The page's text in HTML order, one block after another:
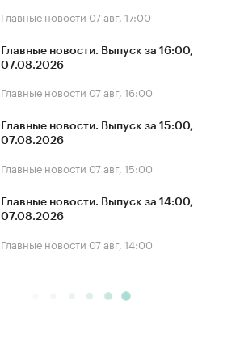
Главные новости 07 авг, 17:00
Главные новости. Выпуск за 16:00,
07.08.2026
Главные новости 07 авг, 16:00
Главные новости. Выпуск за 15:00,
07.08.2026
Главные новости 07 авг, 15:00
Главные новости. Выпуск за 14:00,
07.08.2026
Главные новости 07 авг, 14:00